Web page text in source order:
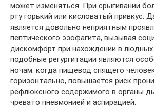
может изменяться. При срыгивании
рту горький или кисловатый привкус.
является довольно неприятным
пептического эзофагита, вызывая
дискомфорт при нахождении в людных
подобные регургитации являются
ночам: когда пищевод спящего
горизонтально, повышается риск
рефлюксного содержимого в органы
чревато пневмонией и аспирацией.